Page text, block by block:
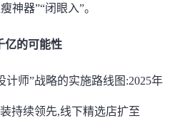
神器”“闭眼入”。
亿的可能性
计师”战略的实施路线图:2025年
持续领先,线下精选店扩至